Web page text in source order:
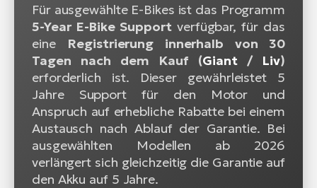
Für ausgewählte E-Bikes ist das Programm
5-Year E-Bike Supportverfügbar, für das
eine Registrierung innerhalb von 30
Tagen nach dem Kauf (Giant/ Liv)
erforderlich ist. Dieser gewährleistet 5
Jahre Support für den Motor und
Anspruch auf erhebliche Rabatte bei einem
Austausch nach Ablauf der Garantie. Bei
ausgewählten Modellen ab 2026
verlängert sich gleichzeitig die Garantie auf
den Akku auf 5 Jahre.